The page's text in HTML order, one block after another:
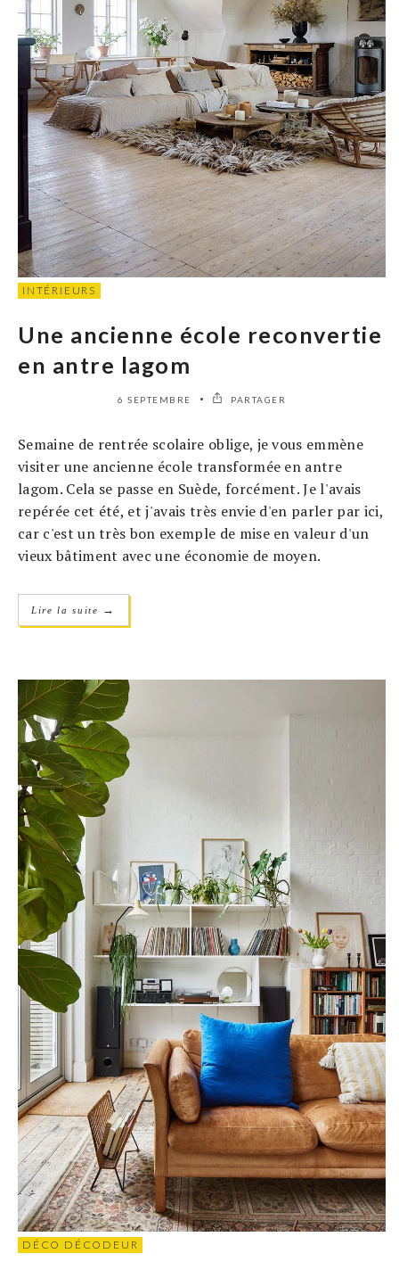
INTÉRIEURS
Une ancienne école reconvertie
en antre lagom
6 SEPTEMBRE PARTAGER
Semaine de rentrée scolaire oblige, je vous emmène
visiter une ancienne école transformée en antre
lagom. Cela se passe en Suède, forcément. Je l'avais
repérée cet été, et j'avais très envie d'en parler par ici,
car c'est un très bon exemple de mise en valeur d'un
vieux bâtiment avec une économie de moyen.
Lire la suite →
DÉCO DÉCODEUR